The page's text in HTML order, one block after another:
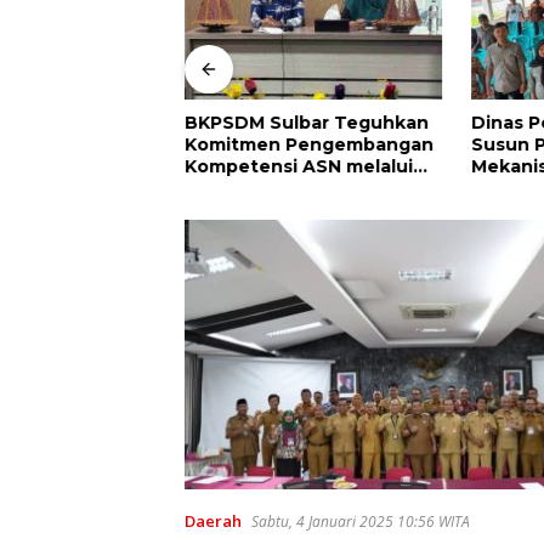
BKPSDM Sulbar Teguhkan
Komitmen Pengembangan
Kompetensi ASN melalui
2026
Dinas
Susun
Daerah Sabtu, 4 Januari 2025 10:56 WITA